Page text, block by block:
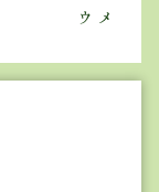
ウメ